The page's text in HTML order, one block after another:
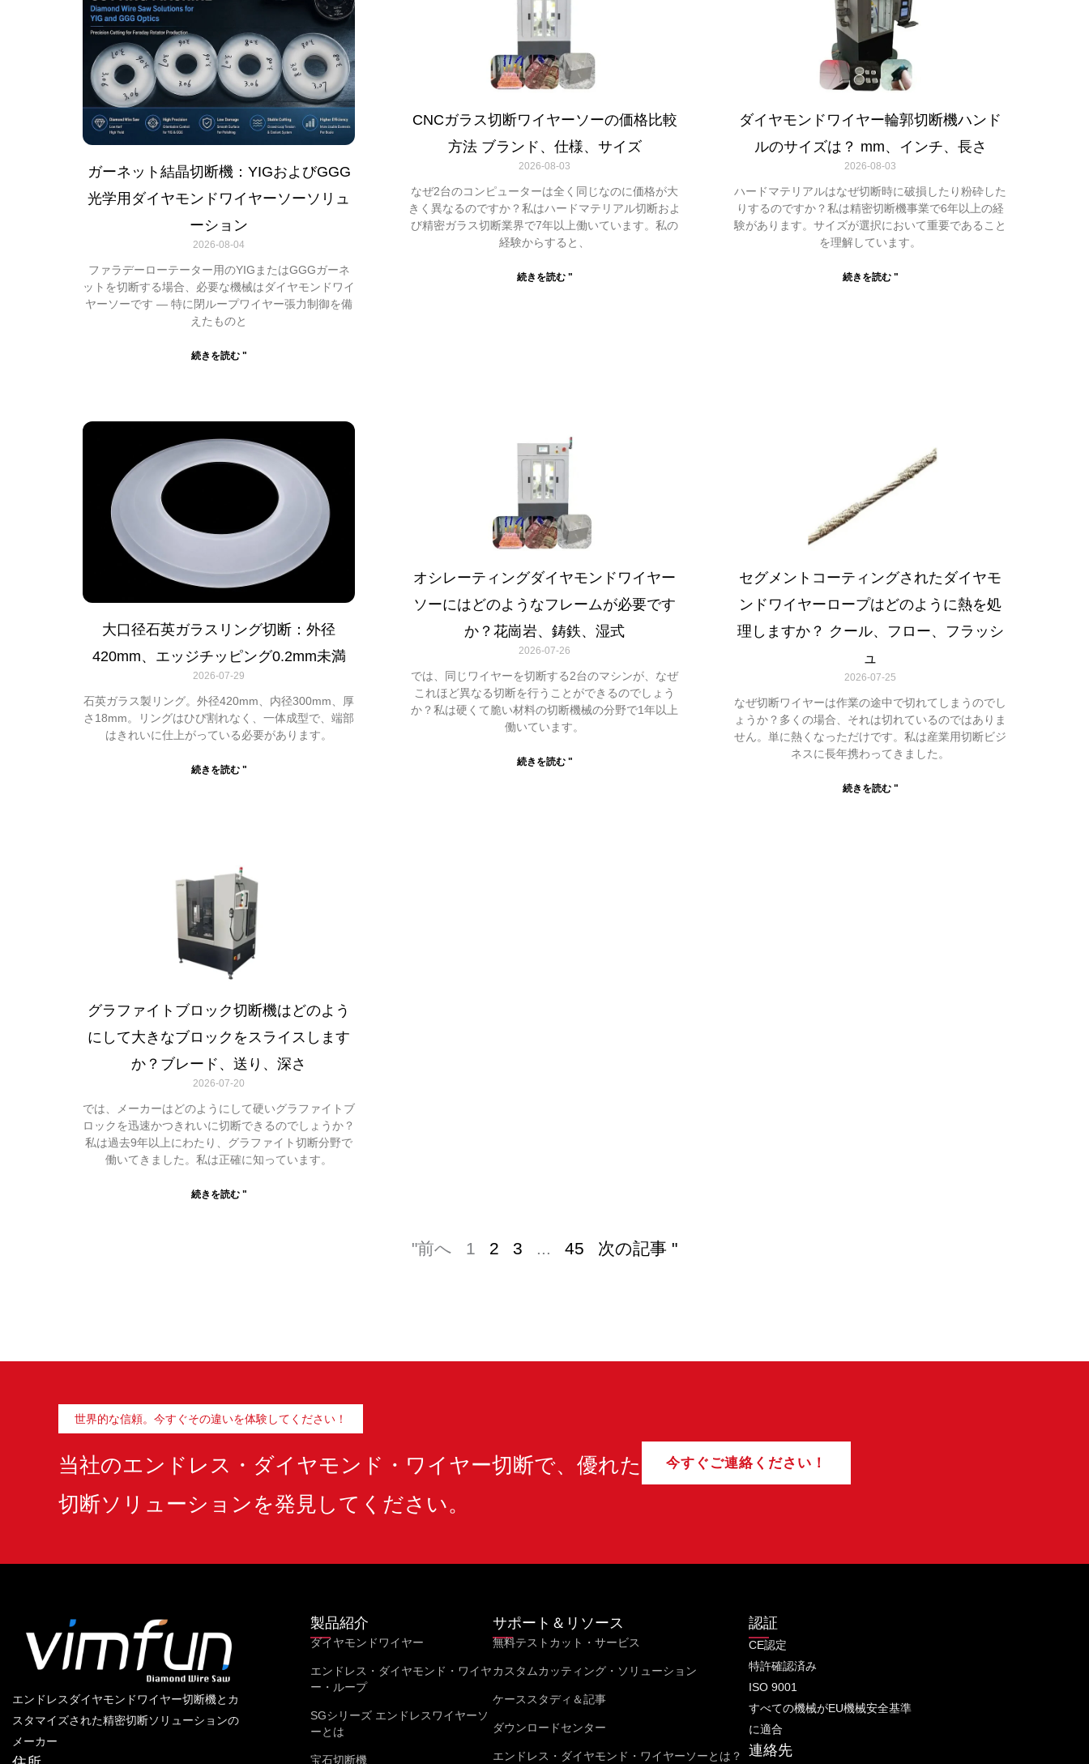
ガーネット結晶切断機：YIGおよびGGG
光学用ダイヤモンドワイヤーソーソリュ
ーション
2026-08-04
ファラデーローテーター用のYIGまたはGGGガーネ
ットを切断する場合、必要な機械はダイヤモンドワイ
ヤーソーです — 特に閉ループワイヤー張力制御を備
えたものと
続きを読む "
CNCガラス切断ワイヤーソーの価格比較
方法 ブランド、仕様、サイズ
2026-08-03
なぜ2台のコンピューターは全く同じなのに価格が大
きく異なるのですか？私はハードマテリアル切断およ
び精密ガラス切断業界で7年以上働いています。私の
経験からすると、
続きを読む "
ダイヤモンドワイヤー輪郭切断機ハンド
ルのサイズは？ mm、インチ、長さ
2026-08-03
ハードマテリアルはなぜ切断時に破損したり粉砕した
りするのですか？私は精密切断機事業で6年以上の経
験があります。サイズが選択において重要であること
を理解しています。
続きを読む "
大口径石英ガラスリング切断：外径
420mm、エッジチッピング0.2mm未満
2026-07-29
石英ガラス製リング。外径420mm、内径300mm、厚
さ18mm。リングはひび割れなく、一体成型で、端部
はきれいに仕上がっている必要があります。
続きを読む "
オシレーティングダイヤモンドワイヤー
ソーにはどのようなフレームが必要です
か？花崗岩、鋳鉄、湿式
2026-07-26
では、同じワイヤーを切断する2台のマシンが、なぜ
これほど異なる切断を行うことができるのでしょう
か？私は硬くて脆い材料の切断機械の分野で1年以上
働いています。
続きを読む "
セグメントコーティングされたダイヤモ
ンドワイヤーロープはどのように熱を処
理しますか？ クール、フロー、フラッシ
ュ
2026-07-25
なぜ切断ワイヤーは作業の途中で切れてしまうのでし
ょうか？多くの場合、それは切れているのではありま
せん。単に熱くなっただけです。私は産業用切断ビジ
ネスに長年携わってきました。
続きを読む "
グラファイトブロック切断機はどのよう
にして大きなブロックをスライスします
か？ブレード、送り、深さ
2026-07-20
では、メーカーはどのようにして硬いグラファイトブ
ロックを迅速かつきれいに切断できるのでしょうか？
私は過去9年以上にわたり、グラファイト切断分野で
働いてきました。私は正確に知っています。
続きを読む "
"前へ 1 2 3 ... 45 次の記事 "
世界的な信頼。今すぐその違いを体験してください！
当社のエンドレス・ダイヤモンド・ワイヤー切断で、優れた
切断ソリューションを発見してください。
今すぐご連絡ください！
エンドレスダイヤモンドワイヤー切断機とカ
スタマイズされた精密切断ソリューションの
メーカー
製品紹介
ダイヤモンドワイヤー
エンドレス・ダイヤモンド・ワイヤ
ー・ループ
SGシリーズ エンドレスワイヤーソ
ーとは
宝石切断機
サポート＆リソース
無料テストカット・サービス
カスタムカッティング・ソリューション
ケーススタディ＆記事
ダウンロードセンター
エンドレス・ダイヤモンド・ワイヤーソーとは？
認証
CE認定
特許確認済み
ISO 9001
すべての機械がEU機械安全基準
に適合
連絡先